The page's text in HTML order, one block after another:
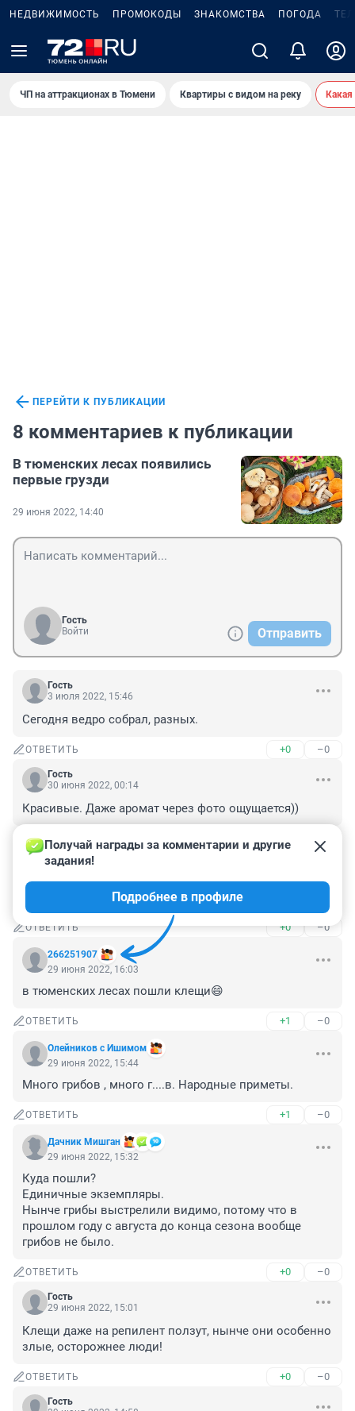
НЕДВИЖИМОСТЬ ПРОМОКОДЫ ЗНАКОМСТВА ПОГОДА
ЧП на аттракционах в Тюмени Квартиры с видом на реку
ПЕРЕЙТИ К ПУБЛИКАЦИИ
8 комментариев к публикации
В тюменских лесах появились
первые грузди
29 июня 2022, 14:40
Гость
Войти
Отправить
Гость
3 июля 2022, 15:46
Сегодня ведро собрал, разных.
ОТВЕТИТЬ +0 –0
Гость
30 июня 2022, 00:14
Красивые. Даже аромат через фото ощущается))
ОТВЕТИТЬ –0
Гость
Очень много для июня.
ОТВЕТИТЬ +0 –0
266251907
Получай награды за комментарии и другие
задания!
Подробнее в профиле
29 июня 2022, 16:03
в тюменских лесах пошли клещи😄
ОТВЕТИТЬ +1 –0
Олейников с Ишимом
29 июня 2022, 15:44
Много грибов , много г....в. Народные приметы.
ОТВЕТИТЬ +1 –0
Дачник Мишган
29 июня 2022, 15:32
Куда пошли?
Единичные экземпляры.
Нынче грибы выстрелили видимо, потому что в
прошлом году с августа до конца сезона вообще
грибов не было.
ОТВЕТИТЬ +0 –0
Гость
29 июня 2022, 15:01
Клещи даже на репилент ползут, нынче они особенно
злые, осторожнее люди!
ОТВЕТИТЬ +0 –0
Гость